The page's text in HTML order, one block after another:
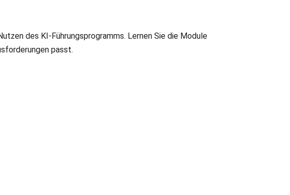
des KI-Führungsprogramms. Lernen Sie die Module
passt.